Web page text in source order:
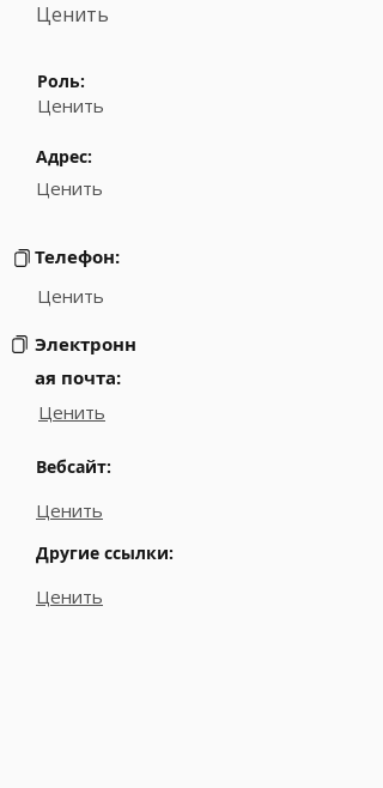
Ценить
Роль:
Ценить
Адрес:
Ценить
Телефон:
Ценить
Электронн
ая почта:
Ценить
Вебсайт:
Ценить
Другие ссылки:
Ценить